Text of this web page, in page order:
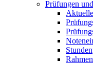
Prüfungen